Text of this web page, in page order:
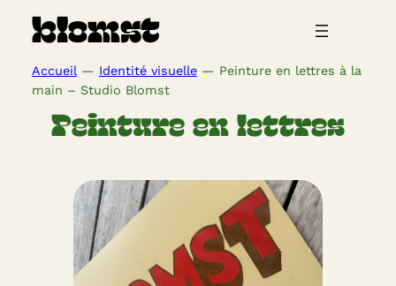
blomst
Accueil — Identité visuelle— Peinture en lettres à la
main – Studio Blomst
Peinture en lettres